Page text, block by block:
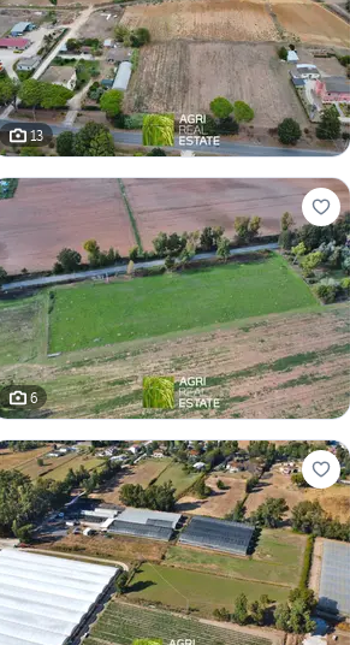
13
6